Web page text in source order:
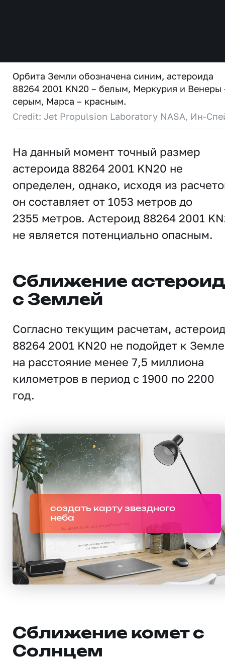
Орбита Земли обозначена синим, астероида
88264 2001 KN20 – белым, Меркурия и Венеры
серым, Марса – красным.
Credit: Jet Propulsion Laboratory NASA, Ин-
На данный момент точный размер
астероида 88264 2001 KN20 не
определен, однако, исходя из
он составляет от 1053 метров до
2355 метров. Астероид 88264 2001
не является потенциально опасным.
Сближение
с Землей
Согласно текущим расчетам, астероид
88264 2001 KN20 не подойдет к Земле
на расстояние менее 7,5 миллиона
километров в период с 1900 по 2200
год.
создать карту звездного
неба
Сближение комет с
Солнцем